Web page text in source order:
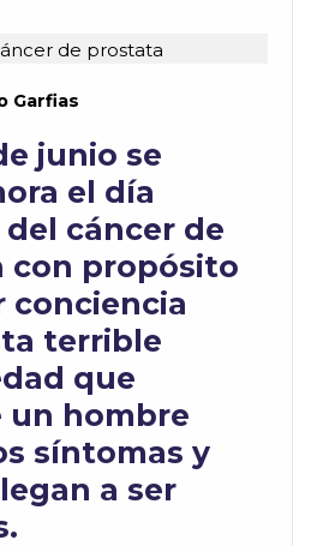
Garfias
junio se
el día
cáncer de
con propósito
conciencia
terrible
que
un hombre
síntomas y
a ser